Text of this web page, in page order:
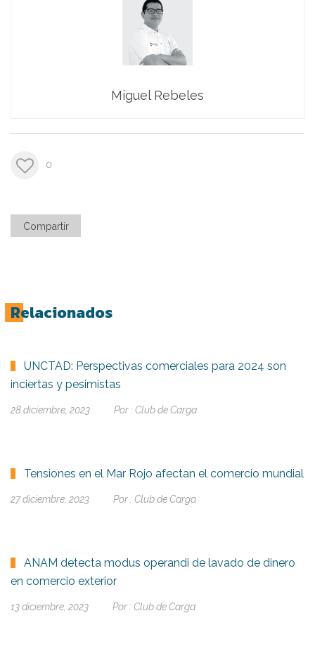
Miguel Rebeles
0
Compartir
Relacionados
UNCTAD: Perspectivas comerciales para 2024 son
inciertas y pesimistas
28 diciembre, 2023 Por : Club de Carga
Tensiones en el Mar Rojo afectan el comercio mundial
27 diciembre, 2023 Por : Club de Carga
ANAM detecta modus operandi de lavado de dinero
en comercio exterior
13 diciembre, 2023 Por : Club de Carga